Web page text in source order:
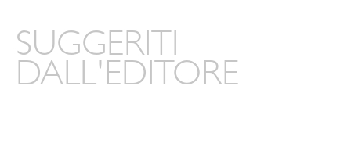
SUGGERITI
DALL'EDITORE